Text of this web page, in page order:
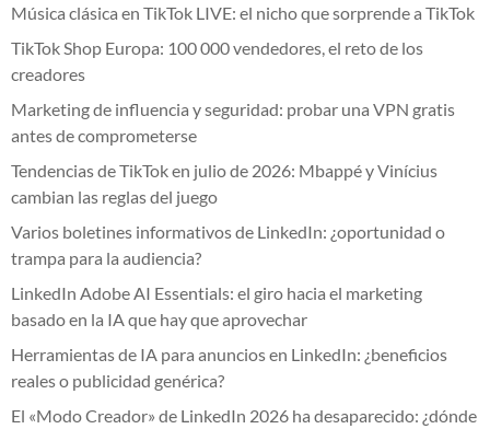
Música clásica en TikTok LIVE: el nicho que sorprende a TikTok
TikTok Shop Europa: 100 000 vendedores, el reto de los
creadores
Marketing de influencia y seguridad: probar una VPN gratis
antes de comprometerse
Tendencias de TikTok en julio de 2026: Mbappé y Vinícius
cambian las reglas del juego
Varios boletines informativos de LinkedIn: ¿oportunidad o
trampa para la audiencia?
LinkedIn Adobe AI Essentials: el giro hacia el marketing
basado en la IA que hay que aprovechar
Herramientas de IA para anuncios en LinkedIn: ¿beneficios
reales o publicidad genérica?
El «Modo Creador» de LinkedIn 2026 ha desaparecido: ¿dónde